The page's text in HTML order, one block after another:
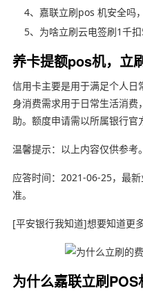
4、嘉联立刷pos 机安全吗
5、为啥立刷云电签刷1千
养卡提额pos机，立
信用卡主要是用于满足个人日
身消费需求用于日常生活消
助。额度申请需以所属银行官
温馨提示：以上内容仅供参考。
应答时间：2021-06-25，最
准。
[平安银行我知道]想要知道更
为什么嘉联立刷